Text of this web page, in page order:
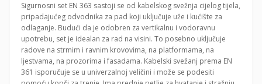
Sigurnosni set EN 363 sastoji se od kabelskog svežnja cijelog tijela,
pripadajućeg odvodnika za pad koji uključuje uže i kućište za
odlaganje. Budući da je odobren za vertikalnu i vodoravnu
upotrebu, set je idealan za rad na visini. To posebno uključuje
radove na strmim i ravnim krovovima, na platformama, na
ljestvama, na prozorima i fasadama. Kabelski svežanj prema EN
361 isporučuje se u univerzalnoj veličini i može se podesiti